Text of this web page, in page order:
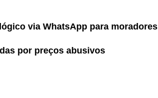
via WhatsApp para moradores
por preços abusivos